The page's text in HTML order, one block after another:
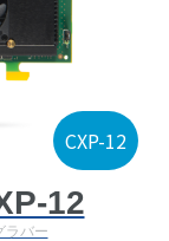
CXP-12
12
ラバー